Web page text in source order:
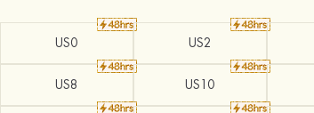
US0 US2
US8 US10